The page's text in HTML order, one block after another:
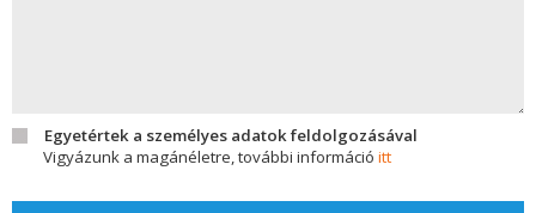
Egyetértek a személyes adatok feldolgozásával
Vigyázunk a magánéletre, további információ itt